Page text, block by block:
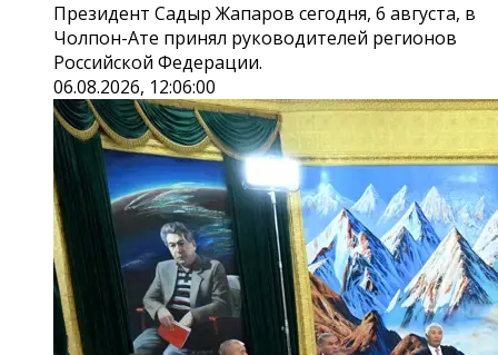
Президент Садыр Жапаров сегодня, 6 августа, в
Чолпон-Ате принял руководителей регионов
Российской Федерации.
06.08.2026, 12:06:00